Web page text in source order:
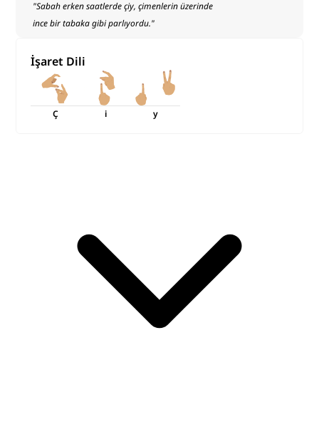
"Sabah erken saatlerde çiy, çimenlerin üzerinde
ince bir tabaka gibi parlıyordu."
İşaret Dili
Ç i y